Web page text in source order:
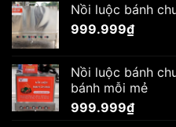
Nồi luộc bánh
999.999₫
Nồi luộc bánh
bánh mỗi mẻ
999.999₫